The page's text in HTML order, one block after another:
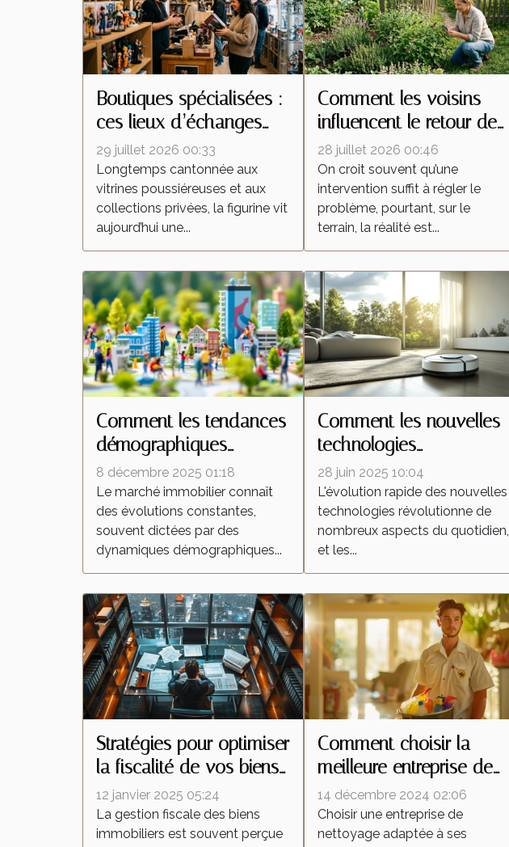
Boutiques spécialisées :
ces lieux d’échanges
qui transforment la
culture de la figurine
29 juillet 2026 00:33
Longtemps cantonnée aux
vitrines poussiéreuses et aux
collections privées, la figurine vit
aujourd’hui une...
Comment les voisins
influencent le retour des
insectes malgré une
intervention locale
28 juillet 2026 00:46
On croit souvent qu’une
intervention suffit à régler le
problème, pourtant, sur le
terrain, la réalité est...
Comment les tendances
démographiques
influencent-elles le
marché immobilier ?
8 décembre 2025 01:18
Le marché immobilier connaît
des évolutions constantes,
souvent dictées par des
dynamiques démographiques...
Comment les nouvelles
technologies
transforment-elles les
aspirateurs autonomes ?
28 juin 2025 10:04
L'évolution rapide des nouvelles
technologies révolutionne de
nombreux aspects du quotidien,
et les...
Stratégies pour optimiser
la fiscalité de vos biens
immobiliers
12 janvier 2025 05:24
La gestion fiscale des biens
immobiliers est souvent perçue
Comment choisir la
meilleure entreprise de
nettoyage pour vos
besoins
14 décembre 2024 02:06
Choisir une entreprise de
nettoyage adaptée à ses